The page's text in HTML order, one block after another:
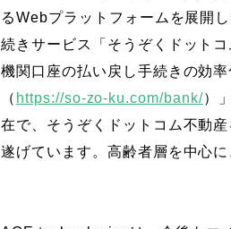
るWebプラットフォームを展開
続きサービス「そうぞくドットコ
機関口座の払い戻し手続きの効
（ https://so-zo-ku.com/bank/）
在で、そうぞくドットコム不動
遂げています。高齢者層を中心